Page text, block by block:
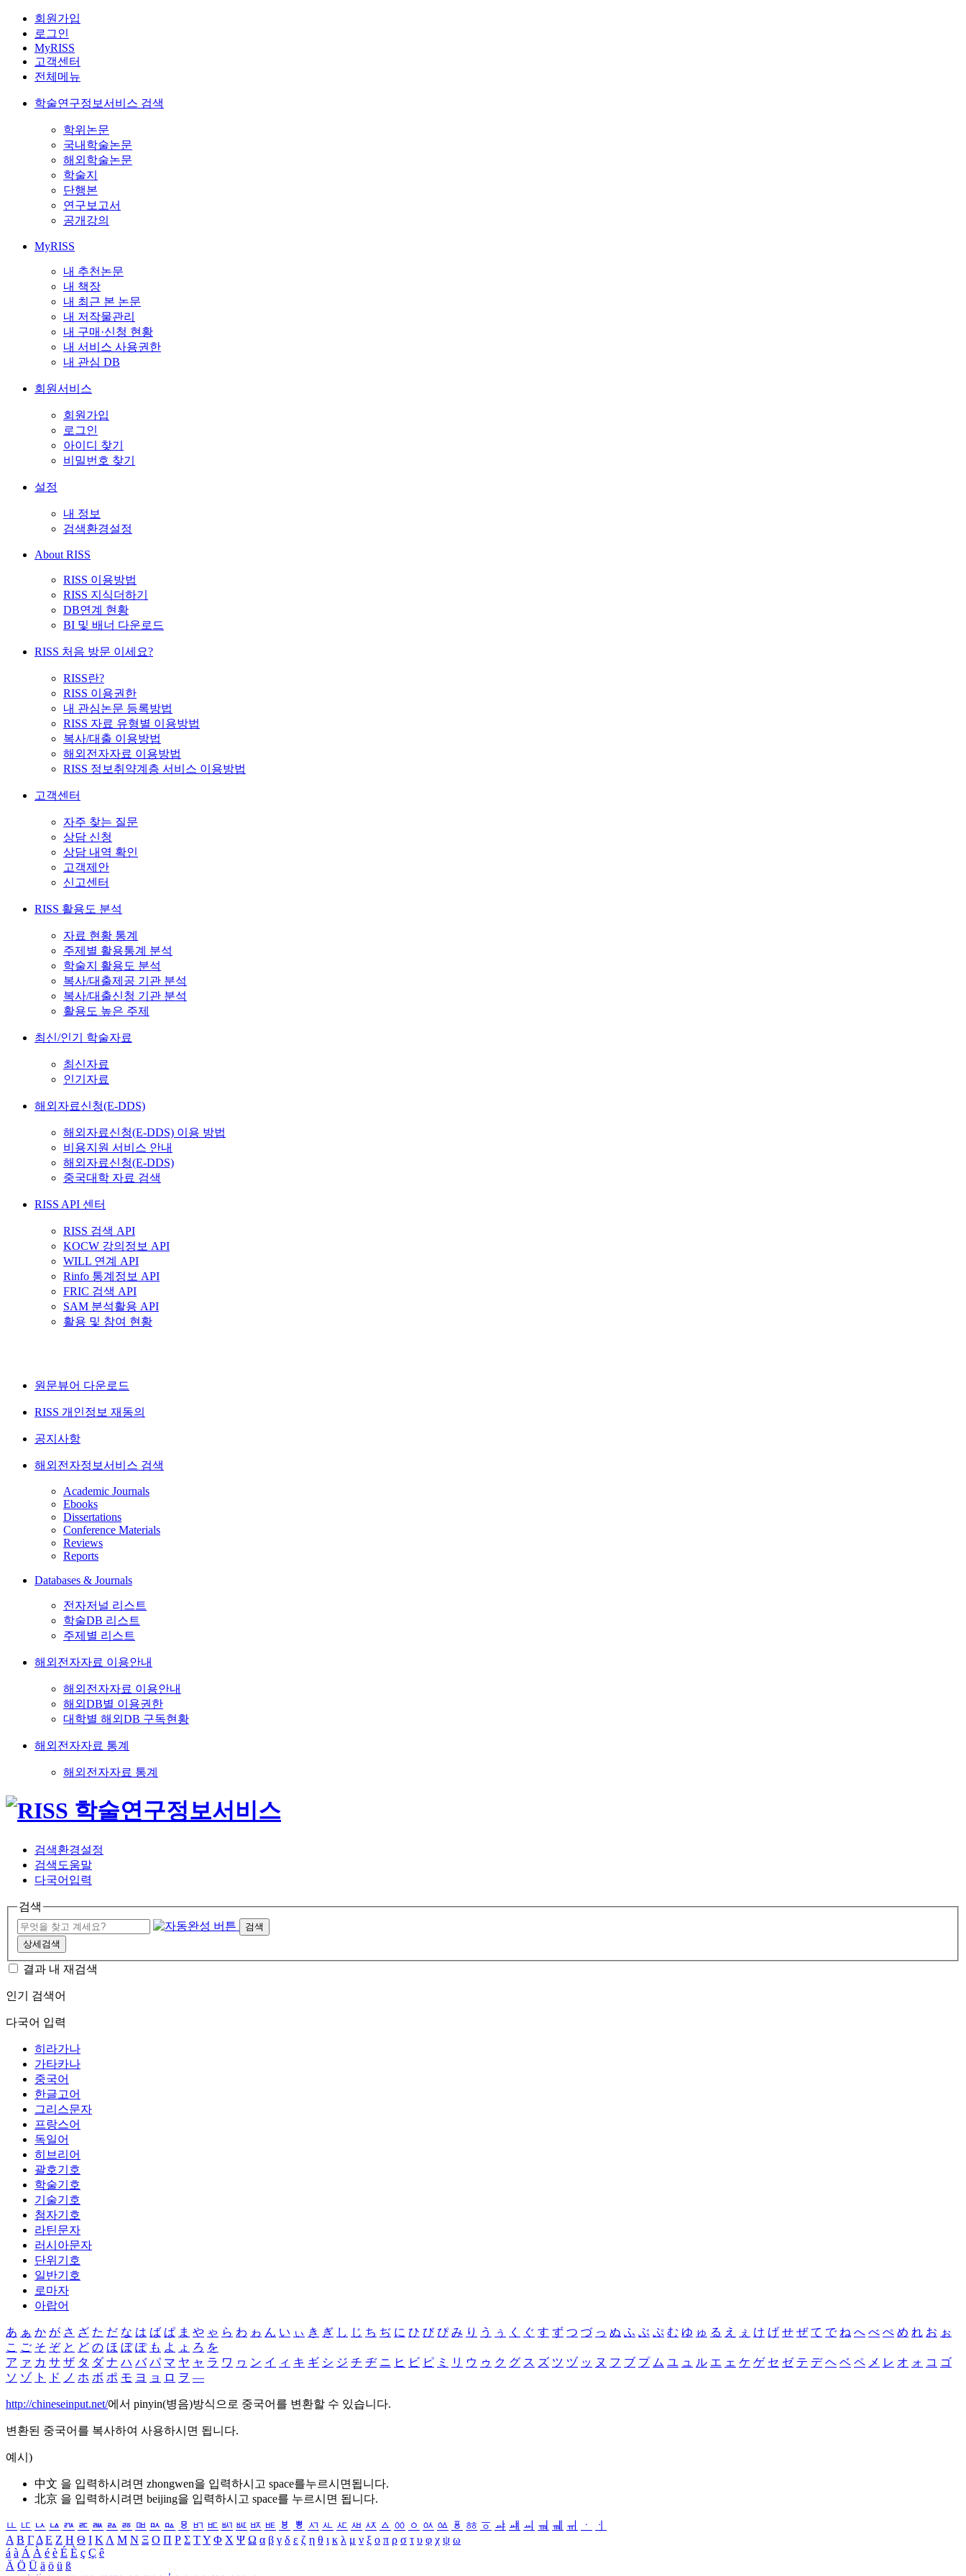
회원가입
로그인
MyRISS
고객센터
전체메뉴
학술연구정보서비스 검색
학위논문
국내학술논문
해외학술논문
학술지
단행본
연구보고서
공개강의
MyRISS
내 추천논문
내 책장
내 최근 본 논문
내 저작물관리
내 구매·신청 현황
내 서비스 사용권한
내 관심 DB
회원서비스
회원가입
로그인
아이디 찾기
비밀번호 찾기
설정
내 정보
검색환경설정
About RISS
RISS 이용방법
RISS 지식더하기
DB연계 현황
BI 및 배너 다운로드
RISS 처음 방문 이세요?
RISS란?
RISS 이용권한
내 관심논문 등록방법
RISS 자료 유형별 이용방법
복사/대출 이용방법
해외전자자료 이용방법
RISS 정보취약계층 서비스 이용방법
고객센터
자주 찾는 질문
상담 신청
상담 내역 확인
고객제안
신고센터
RISS 활용도 분석
자료 현황 통계
주제별 활용통계 분석
학술지 활용도 분석
복사/대출제공 기관 분석
복사/대출신청 기관 분석
활용도 높은 주제
최신/인기 학술자료
최신자료
인기자료
해외자료신청(E-DDS)
해외자료신청(E-DDS) 이용 방법
비용지원 서비스 안내
해외자료신청(E-DDS)
중국대학 자료 검색
RISS API 센터
RISS 검색 API
KOCW 강의정보 API
WILL 연계 API
Rinfo 통계정보 API
FRIC 검색 API
SAM 분석활용 API
활용 및 참여 현황
원문뷰어 다운로드
RISS 개인정보 재동의
공지사항
해외전자정보서비스 검색
Academic Journals
Ebooks
Dissertations
Conference Materials
Reviews
Reports
Databases & Journals
전자저널 리스트
학술DB 리스트
주제별 리스트
해외전자자료 이용안내
해외전자자료 이용안내
해외DB별 이용권한
대학별 해외DB 구독현황
해외전자자료 통계
해외전자자료 통계
검색환경설정
검색도움말
다국어입력
검색
검색
상세검색
결과 내 재검색
인기 검색어
다국어 입력
히라가나
가타카나
중국어
한글고어
그리스문자
프랑스어
독일어
히브리어
괄호기호
학술기호
기술기호
첨자기호
라틴문자
러시아문자
단위기호
일반기호
로마자
아랍어
あ ぁ か が さ ざ た だ な は ば ぱ ま や ゃ ら わ ゎ ん い ぃ き ぎ し じ ち ぢ に ひ び ぴ み り う ぅ く ぐ す ず つ づ っ ぬ ふ ぶ ぷ む ゆ ゅ る え ぇ け げ せ ぜ て で ね へ べ ぺ め れ お ぉ
こ ご そ ぞ と ど の ほ ぼ ぽ も よ ょ ろ を
ア ァ カ サ ザ タ ダ ナ ハ バ パ マ ヤ ャ ラ ワ ヮ ン イ ィ キ ギ シ ジ チ ヂ ニ ヒ ビ ピ ミ リ ウ ゥ ク グ ス ズ ツ ヅ ッ ヌ フ ブ プ ム ユ ュ ル エ ェ ケ ゲ セ ゼ テ デ ヘ ベ ペ メ レ オ ォ コ ゴ
ソ ゾ ト ド ノ ホ ボ ポ モ ヨ ョ ロ ヲ ―
http://chineseinput.net/에서 pinyin(병음)방식으로 중국어를 변환할 수 있습니다.
변환된 중국어를 복사하여 사용하시면 됩니다.
예시)
中文 을 입력하시려면 zhongwen을 입력하시고 space를누르시면됩니다.
北京 을 입력하시려면 beijing을 입력하시고 space를 누르시면 됩니다.
ㅥ ㅦ ㅧ ㅨ ㅩ ㅪ ㅫ ㅬ ㅭ ㅮ ㅯ ㅰ ㅱ ㅲ ㅳ ㅴ ㅵ ㅶ ㅷ ㅸ ㅹ ㅺ ㅻ ㅼ ㅽ ㅾ ㅿ ㆀ ㆁ ㆂ ㆃ ㆄ ㆅ ㆆ ㆇ ㆈ ㆉ ㆊ ㆋ ㆌ ㆍ
ㆎ
Α Β ΓΔ Ε Ζ Η Θ Ι ΚΛ Μ Ν Ξ Ο Π Ρ Σ ΤΥ Φ Χ Ψ Ω α β γ δ ε ζ η θ ι κ λ μ ν ξ ο π ρ σ τ υ φ χ ψ ω
á à Á À é è É È ç Ç ê
Ä Ö Ü ä ö ü ß